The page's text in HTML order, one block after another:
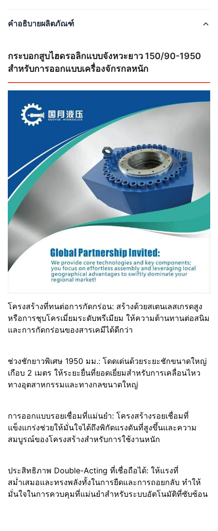
คำอธิบายผลิตภัณฑ์
กระบอกสูบไฮดรอลิกแบบจังหวะยาว 150/90-1950
สำหรับการออกแบบเครื่องจักรกลหนัก
โครงสร้างที่ทนต่อการกัดกร่อน: สร้างด้วยสเตนเลสเกรดสูง
หรือการชุบโครเมี่ยมระดับพรีเมียม ให้ความต้านทานต่อสนิม
และการกัดกร่อนของสารเคมีได้ดีกว่า
ช่วงชักยาวพิเศษ 1950 มม.: โดดเด่นด้วยระยะชักขนาดใหญ่
เกือบ 2 เมตร ให้ระยะยื่นที่ยอดเยี่ยมสำหรับการเคลื่อนไหว
ทางอุตสาหกรรมและทางกลขนาดใหญ่
การออกแบบรอยเชื่อมที่แม่นยำ: โครงสร้างรอยเชื่อมที่
แข็งแกร่งช่วยให้มั่นใจได้ถึงพิกัดแรงดันที่สูงขึ้นและความ
สมบูรณ์ของโครงสร้างสำหรับการใช้งานหนัก
ประสิทธิภาพ Double-Acting ที่เชื่อถือได้: ให้แรงที่
สม่ำเสมอและทรงพลังทั้งในการยืดและการถอยกลับ ทำให้
มั่นใจในการควบคุมที่แม่นยำสำหรับระบบอัตโนมัติที่ซับซ้อน